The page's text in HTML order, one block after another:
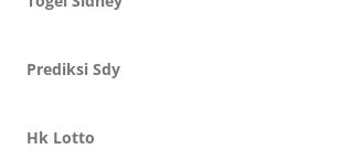
Prediksi Sdy
Hk Lotto